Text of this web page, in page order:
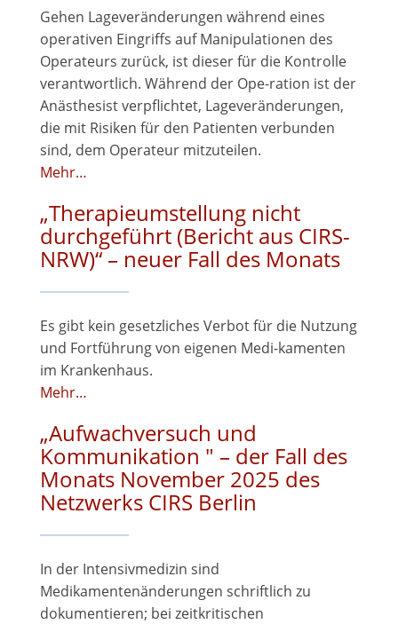
Gehen Lageveränderungen während eines
operativen Eingriffs auf Manipulationen des
Operateurs zurück, ist dieser für die Kontrolle
verantwortlich. Während der Ope-ration ist der
Anästhesist verpflichtet, Lageveränderungen,
die mit Risiken für den Patienten verbunden
sind, dem Operateur mitzuteilen.
Mehr…
„Therapieumstellung nicht
durchgeführt (Bericht aus CIRS-
NRW)“ – neuer Fall des Monats
Es gibt kein gesetzliches Verbot für die Nutzung
und Fortführung von eigenen Medi-kamenten
im Krankenhaus.
Mehr…
„Aufwachversuch und
Kommunikation " – der Fall des
Monats November 2025 des
Netzwerks CIRS Berlin
In der Intensivmedizin sind
Medikamentenänderungen schriftlich zu
dokumentieren; bei zeitkritischen